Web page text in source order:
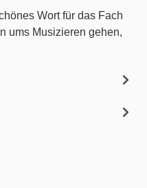
Wort für das Fach
ums Musizieren gehen,